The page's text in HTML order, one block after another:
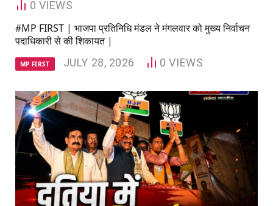
0 VIEWS
#MP FIRST | भाजपा प्रतिनिधि मंडल ने मंगलवार को मुख्य निर्वाचन
पदाधिकारी से की शिकायत |
MP FIRST JULY 28, 2026 0VIEWS